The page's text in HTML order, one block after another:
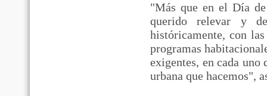
"Más que en el Día
querido relevar y
históricamente, con
programas
exigentes, en cada uno
urbana que hacemos",